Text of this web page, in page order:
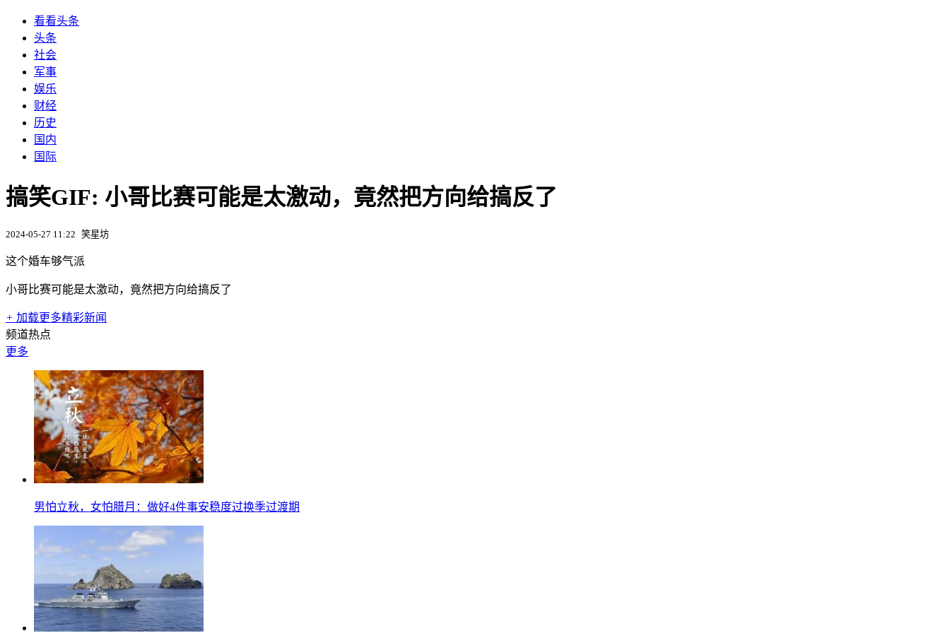
看看头条
头条
社会
军事
娱乐
财经
历史
国内
国际
搞笑GIF: 小哥比赛可能是太激动，竟然把方向给搞反了
2024-05-27 11:22 笑星坊
这个婚车够气派
小哥比赛可能是太激动，竟然把方向给搞反了
+ 加载更多精彩新闻
频道热点
更多
男怕立秋，女怕腊月：做好4件事安稳度过换季过渡期